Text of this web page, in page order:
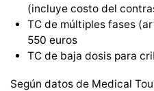
(incluye costo del
TC de múltiples fases
550 euros
TC de baja dosis para
Según datos de Medical